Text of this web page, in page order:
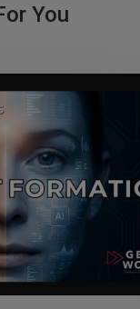
You